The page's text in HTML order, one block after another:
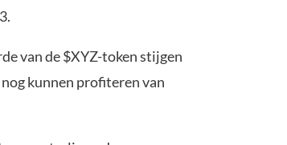
van de $XYZ-token stijgen
kunnen profiteren van